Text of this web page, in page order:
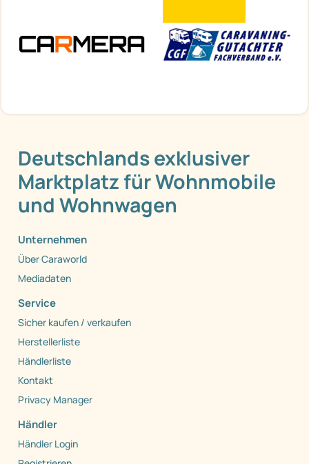
Deutschlands exklusiver
Marktplatz für Wohnmobile
und Wohnwagen
Unternehmen
Über Caraworld
Mediadaten
Service
Sicher kaufen / verkaufen
Herstellerliste
Händlerliste
Kontakt
Privacy Manager
Händler
Händler Login